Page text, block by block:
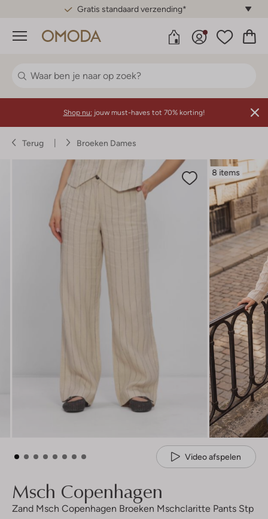
Gratis standaard verzending*
Menu
Shop nu: jouw must-haves tot 70% korting!
Terug Broeken Dames
8 items
Video afspelen
Msch Copenhagen
Zand Msch Copenhagen Broeken Mschclaritte Pants Stp